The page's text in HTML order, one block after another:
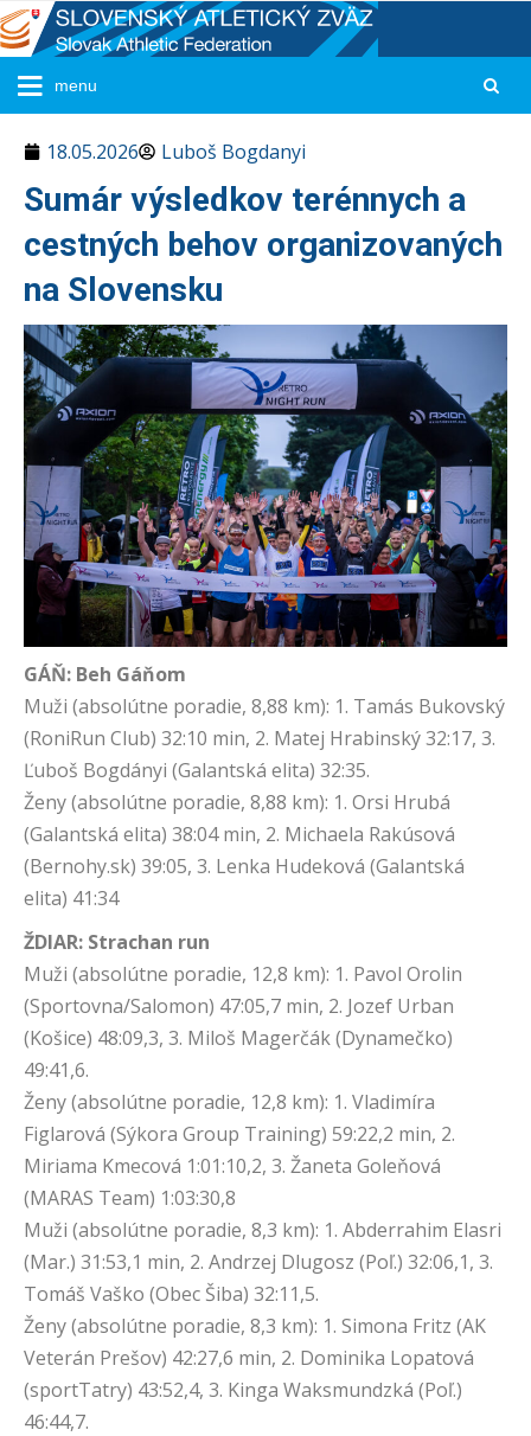
18.05.2026 Luboš Bogdanyi
Sumár výsledkov terénnych a
cestných behov organizovaných
na Slovensku
GÁŇ: Beh Gáňom
Muži (absolútne poradie, 8,88 km): 1. Tamás Bukovský
(RoniRun Club) 32:10 min, 2. Matej Hrabinský 32:17, 3.
Ľuboš Bogdányi (Galantská elita) 32:35.
Ženy (absolútne poradie, 8,88 km): 1. Orsi Hrubá
(Galantská elita) 38:04 min, 2. Michaela Rakúsová
(Bernohy.sk) 39:05, 3. Lenka Hudeková (Galantská
elita) 41:34
ŽDIAR: Strachan run
Muži (absolútne poradie, 12,8 km): 1. Pavol Orolin
(Sportovna/Salomon) 47:05,7 min, 2. Jozef Urban
(Košice) 48:09,3, 3. Miloš Magerčák (Dynamečko)
49:41,6.
Ženy (absolútne poradie, 12,8 km): 1. Vladimíra
Figlarová (Sýkora Group Training) 59:22,2 min, 2.
Miriama Kmecová 1:01:10,2, 3. Žaneta Goleňová
(MARAS Team) 1:03:30,8
Muži (absolútne poradie, 8,3 km): 1. Abderrahim Elasri
(Mar.) 31:53,1 min, 2. Andrzej Dlugosz (Poľ.) 32:06,1, 3.
Tomáš Vaško (Obec Šiba) 32:11,5.
Ženy (absolútne poradie, 8,3 km): 1. Simona Fritz (AK
Veterán Prešov) 42:27,6 min, 2. Dominika Lopatová
(sportTatry) 43:52,4, 3. Kinga Waksmundzká (Poľ.)
46:44,7.